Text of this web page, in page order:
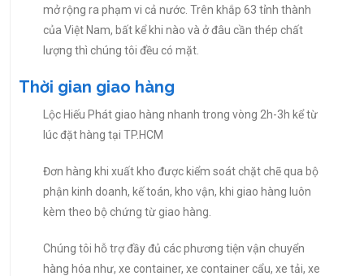
mở rộng ra phạm vi cả nước. Trên khắp 63 tỉnh thành
của Việt Nam, bất kể khi nào và ở đâu cần thép chất
lượng thì chúng tôi đều có mặt.
Thời gian giao hàng
Lộc Hiếu Phát giao hàng nhanh trong vòng 2h-3h kể từ
lúc đặt hàng tại TP.HCM
Đơn hàng khi xuất kho được kiểm soát chặt chẽ qua bộ
phận kinh doanh, kế toán, kho vận, khi giao hàng luôn
kèm theo bộ chứng từ giao hàng.
Chúng tôi hỗ trợ đầy đủ các phương tiện vận chuyển
hàng hóa như, xe container, xe container cẩu, xe tải, xe